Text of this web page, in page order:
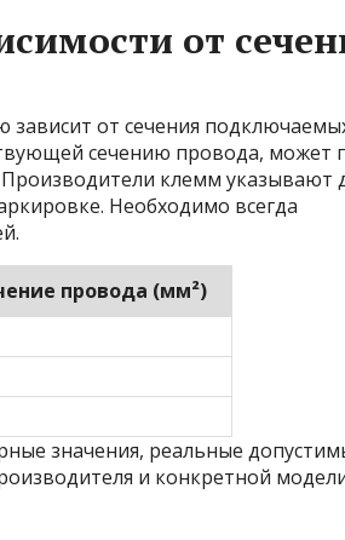
от
от сечения
сечению провода, может
клемм указывают
Необходимо всегда
провода (мм²)
значения, реальные
и конкретной